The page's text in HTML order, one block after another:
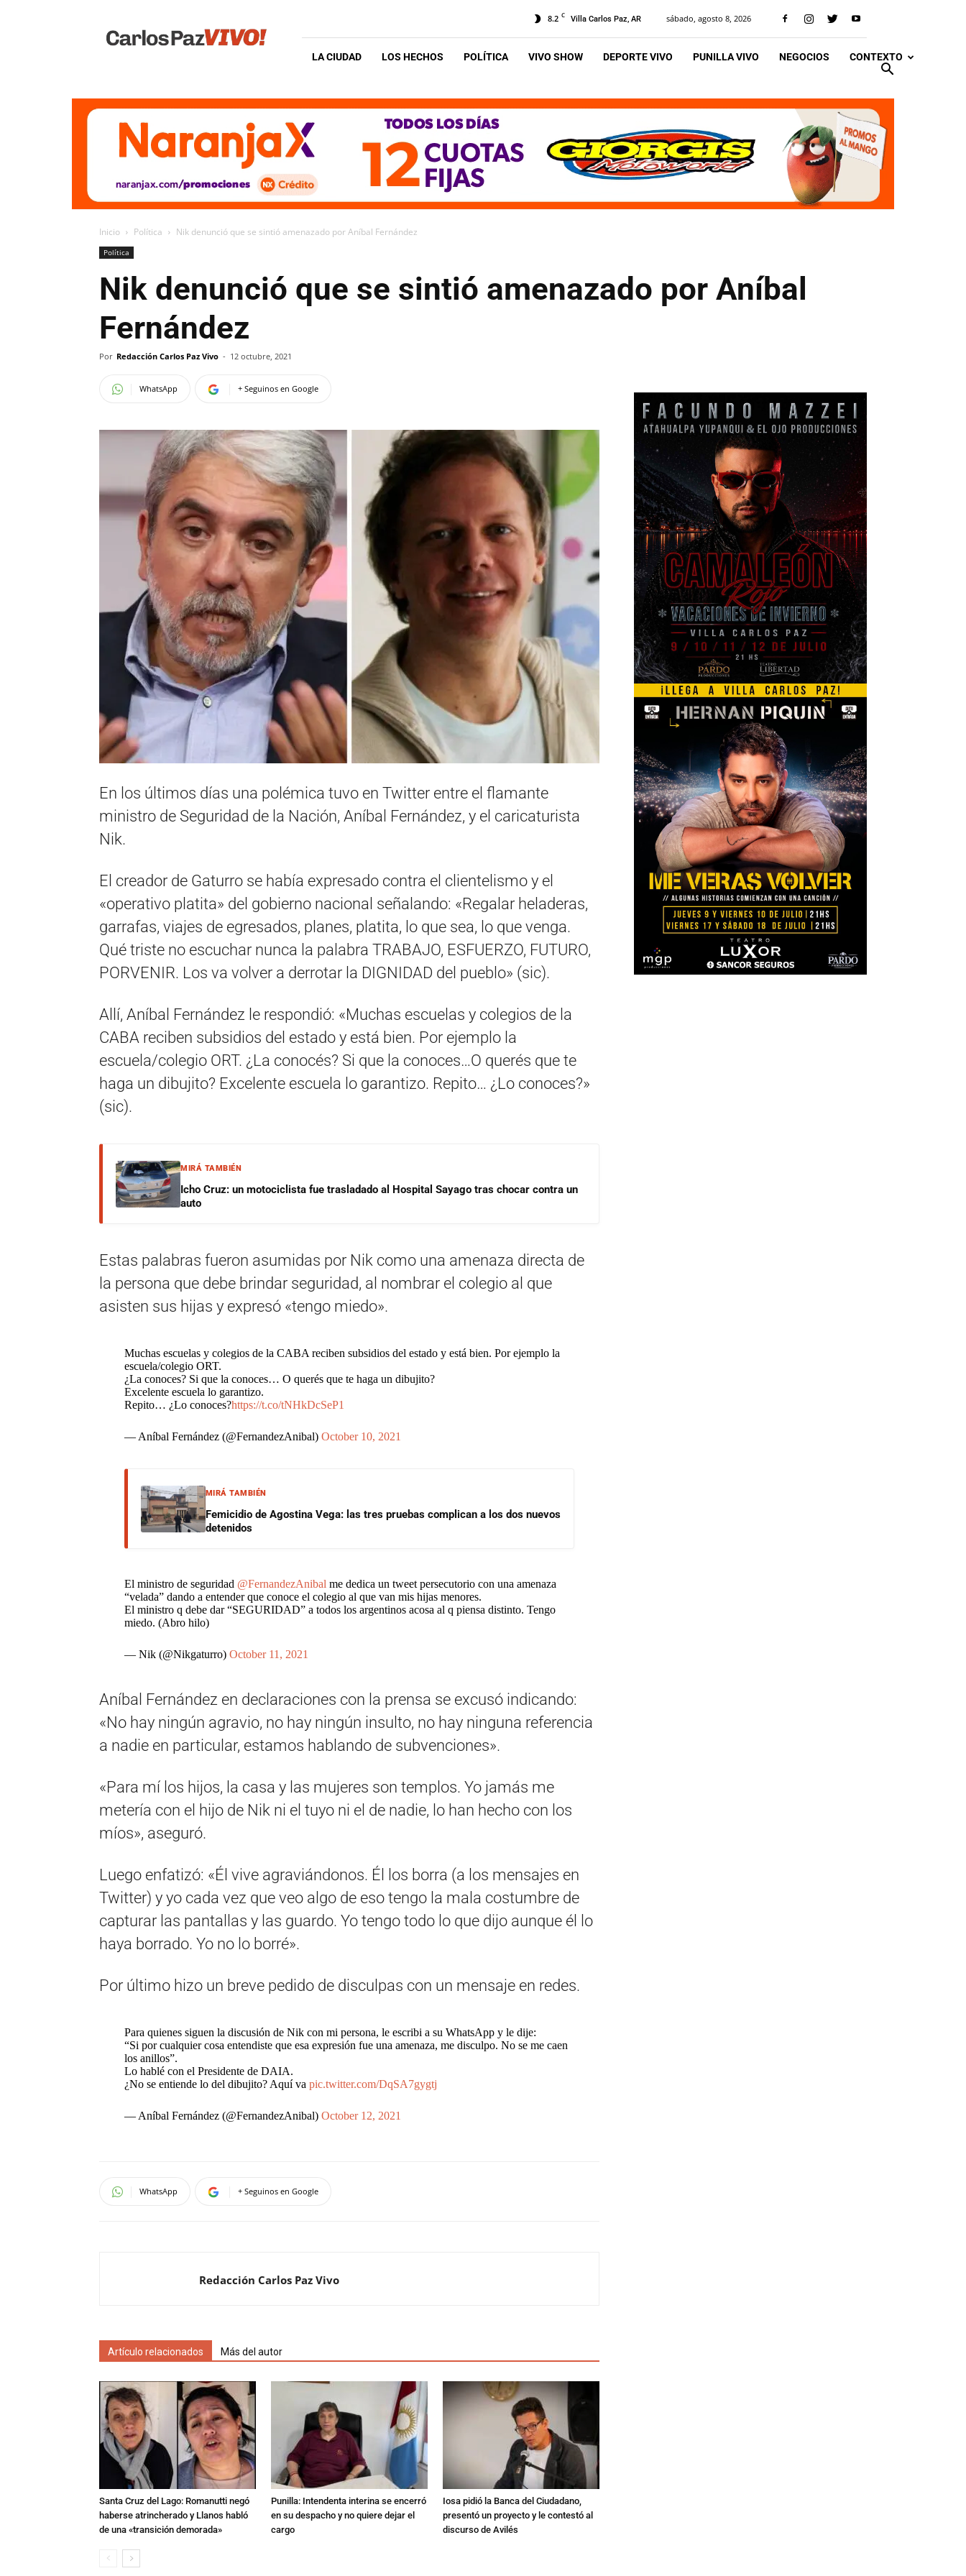
Vivo
8.2 C Villa Carlos Paz, AR sábado, agosto 8, 2026
LA CIUDAD LOS HECHOS POLÍTICA VIVO SHOW DEPORTE VIVO PUNILLA VIVO NEGOCIOS CONTEXTO
Inicio Política Nik denunció que se sintió amenazado por Aníbal Fernández
Política
Nik denunció que se sintió amenazado por Aníbal
Fernández
Por Redacción Carlos Paz Vivo - 12 octubre, 2021
WhatsApp + Seguinos en Google
En los últimos días una polémica tuvo en Twitter entre el flamante
ministro de Seguridad de la Nación, Aníbal Fernández, y el caricaturista
Nik.
El creador de Gaturro se había expresado contra el clientelismo y el
«operativo platita» del gobierno nacional señalando: «Regalar heladeras,
garrafas, viajes de egresados, planes, platita, lo que sea, lo que venga.
Qué triste no escuchar nunca la palabra TRABAJO, ESFUERZO, FUTURO,
PORVENIR. Los va volver a derrotar la DIGNIDAD del pueblo» (sic).
Allí, Aníbal Fernández le respondió: «Muchas escuelas y colegios de la
CABA reciben subsidios del estado y está bien. Por ejemplo la
escuela/colegio ORT. ¿La conocés? Si que la conoces…O querés que te
haga un dibujito? Excelente escuela lo garantizo. Repito… ¿Lo conoces?»
(sic).
MIRÁ TAMBIÉN
Icho Cruz: un motociclista fue trasladado al Hospital Sayago tras chocar contra un
auto
Estas palabras fueron asumidas por Nik como una amenaza directa de
la persona que debe brindar seguridad, al nombrar el colegio al que
asisten sus hijas y expresó «tengo miedo».
Muchas escuelas y colegios de la CABA reciben subsidios del estado y está bien. Por ejemplo la
escuela/colegio ORT.
¿La conoces? Si que la conoces… O querés que te haga un dibujito?
Excelente escuela lo garantizo.
Repito… ¿Lo conoces?https://t.co/tNHkDcSeP1
— Aníbal Fernández (@FernandezAnibal) October 10, 2021
MIRÁ TAMBIÉN
Femicidio de Agostina Vega: las tres pruebas complican a los dos nuevos
detenidos
El ministro de seguridad @FernandezAnibal me dedica un tweet persecutorio con una amenaza
“velada” dando a entender que conoce el colegio al que van mis hijas menores.
El ministro q debe dar “SEGURIDAD” a todos los argentinos acosa al q piensa distinto. Tengo
miedo. (Abro hilo)
— Nik (@Nikgaturro) October 11, 2021
Aníbal Fernández en declaraciones con la prensa se excusó indicando:
«No hay ningún agravio, no hay ningún insulto, no hay ninguna referencia
a nadie en particular, estamos hablando de subvenciones».
«Para mí los hijos, la casa y las mujeres son templos. Yo jamás me
metería con el hijo de Nik ni el tuyo ni el de nadie, lo han hecho con los
míos», aseguró.
Luego enfatizó: «Él vive agraviándonos. Él los borra (a los mensajes en
Twitter) y yo cada vez que veo algo de eso tengo la mala costumbre de
capturar las pantallas y las guardo. Yo tengo todo lo que dijo aunque él lo
haya borrado. Yo no lo borré».
Por último hizo un breve pedido de disculpas con un mensaje en redes.
Para quienes siguen la discusión de Nik con mi persona, le escribi a su WhatsApp y le dije:
“Si por cualquier cosa entendiste que esa expresión fue una amenaza, me disculpo. No se me caen
los anillos”.
Lo hablé con el Presidente de DAIA.
¿No se entiende lo del dibujito? Aquí va pic.twitter.com/DqSA7gygtj
— Aníbal Fernández (@FernandezAnibal) October 12, 2021
WhatsApp + Seguinos en Google
Redacción Carlos Paz Vivo
Artículo relacionados Más del autor
Santa Cruz del Lago: Romanutti negó
haberse atrincherado y Llanos habló
de una «transición demorada»
Punilla: Intendenta interina se encerró
en su despacho y no quiere dejar el
cargo
Iosa pidió la Banca del Ciudadano,
presentó un proyecto y le contestó al
discurso de Avilés